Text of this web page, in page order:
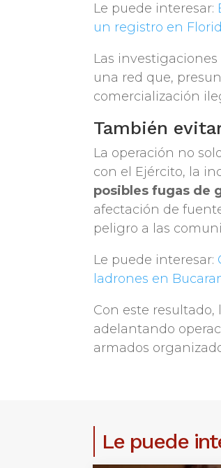
Le puede interesar:
un registro en
Las
una red que,
comercialización
También
La operación no
con el Ejército, la
posibles fugas de
afectación de
peligro a las
Le puede interesar:
ladrones en
Con este
adelantando
armados
Le puede